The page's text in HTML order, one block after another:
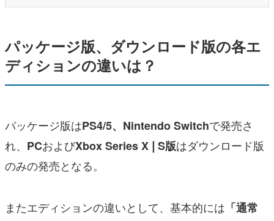
パッケージ版、ダウンロード版の各エ
ディションの違いは？
パッケージ版はPS4/5、Nintendo Switchで発売さ
れ、 PCおよびXbox Series X❘S版はダウンロード版
のみの発売となる。
またエディションの違いとして、基本的には 「通常